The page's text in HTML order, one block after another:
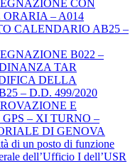
CON
– A014
CALENDARIO AB25 –
B022 –
TAR
DELLA
– D.D. 499/2020
E
– XI TURNO –
DI GENOVA
di un posto di funzione
dell’Ufficio I dell’USR